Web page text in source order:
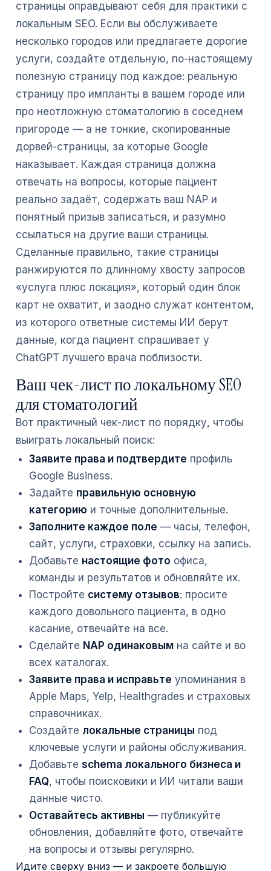
страницы оправдывают себя для практики с
локальным SEO. Если вы обслуживаете
несколько городов или предлагаете дорогие
услуги, создайте отдельную, по-настоящему
полезную страницу под каждое: реальную
страницу про импланты в вашем городе или
про неотложную стоматологию в соседнем
пригороде — а не тонкие, скопированные
дорвей-страницы, за которые Google
наказывает. Каждая страница должна
отвечать на вопросы, которые пациент
реально задаёт, содержать ваш NAP и
понятный призыв записаться, и разумно
ссылаться на другие ваши страницы.
Сделанные правильно, такие страницы
ранжируются по длинному хвосту запросов
«услуга плюс локация», который один блок
карт не охватит, и заодно служат контентом,
из которого ответные системы ИИ берут
данные, когда пациент спрашивает у
ChatGPT лучшего врача поблизости.
Ваш чек-лист по локальному SEO
для стоматологий
Вот практичный чек-лист по порядку, чтобы
выиграть локальный поиск:
Заявите права и подтвердите профиль
Google Business.
Задайте правильную основную
категорию и точные дополнительные.
Заполните каждое поле — часы, телефон,
сайт, услуги, страховки, ссылку на запись.
Добавьте настоящие фото офиса,
команды и результатов и обновляйте их.
Постройте систему отзывов: просите
каждого довольного пациента, в одно
касание, отвечайте на все.
Сделайте NAP одинаковым на сайте и во
всех каталогах.
Заявите права и исправьте упоминания в
Apple Maps, Yelp, Healthgrades и страховых
справочниках.
Создайте локальные страницы под
ключевые услуги и районы обслуживания.
Добавьте schema локального бизнеса и
FAQ, чтобы поисковики и ИИ читали ваши
данные чисто.
Оставайтесь активны — публикуйте
обновления, добавляйте фото, отвечайте
на вопросы и отзывы регулярно.
Идите сверху вниз — и закроете большую